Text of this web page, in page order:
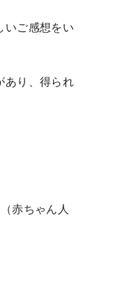
いご感想をい
あり、得られ
赤ちゃん人